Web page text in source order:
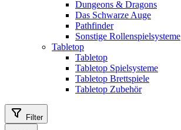
Dungeons & Dragons
Das Schwarze Auge
Pathfinder
Sonstige Rollenspielsysteme
Tabletop
Tabletop
Tabletop Spielsysteme
Tabletop Brettspiele
Tabletop Zubehör
Filter